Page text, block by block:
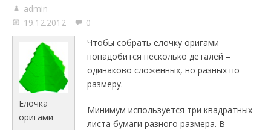
admin
19.12.2012
0
Елочка
оригами
Чтобы собрать елочку оригами
понадобится несколько деталей –
одинаково сложенных, но разных по
размеру.
Минимум используется три квадратных
листа бумаги разного размера. В